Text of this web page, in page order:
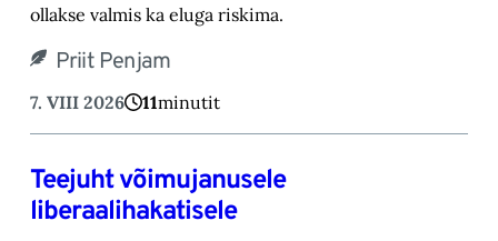
ollakse valmis ka eluga riskima.‎
Priit Penjam
7. VIII 2026 11minutit
Teejuht võimujanusele
liberaalihakatisele